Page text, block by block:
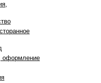
оформление